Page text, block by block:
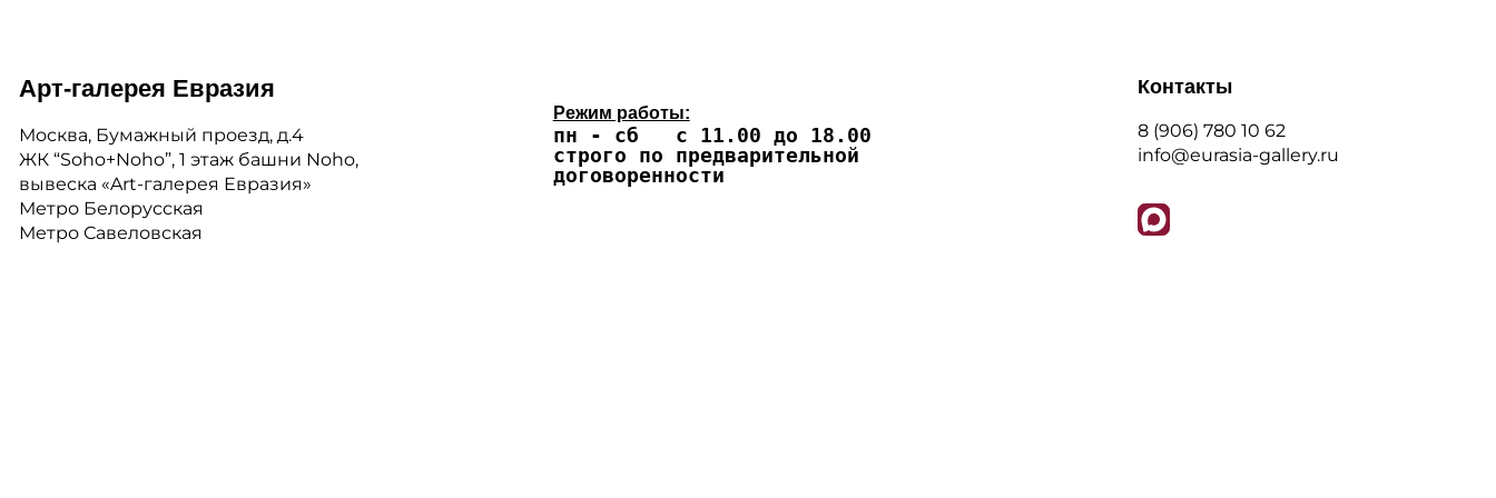
Арт-галерея Евразия
Москва, Бумажный проезд, д.4
ЖК “Soho+Noho”, 1 этаж башни Noho,
вывеска «Art-галерея Евразия»
Метро Белорусская
Метро Савеловская
Режим работы:
пн - сб с 11.00 до 18.00
строго по предварительной
договоренности
Контакты
8 (906) 780 10 62
info@eurasia-gallery.ru